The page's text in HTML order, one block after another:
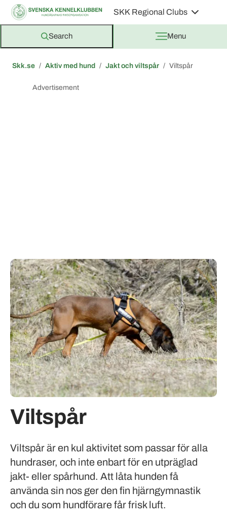
SKK Regional Clubs
Search Menu
Skk.se Aktiv med hund Jakt och viltspår Viltspår
Advertisement
Viltspår
Viltspår är en kul aktivitet som passar för alla
hundraser, och inte enbart för en utpräglad
jakt- eller spårhund. Att låta hunden få
använda sin nos ger den fin hjärngymnastik
och du som hundförare får frisk luft.